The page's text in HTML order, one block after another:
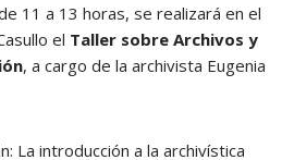
11 a 13 horas, se realizará en el
el Taller sobre Archivos y
, a cargo de la archivista Eugenia
La introducción a la archivística